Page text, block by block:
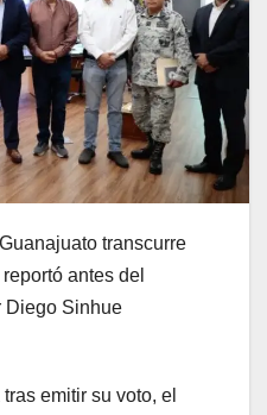
transcurre
antes del
Diego Sinhue
emitir su voto, el